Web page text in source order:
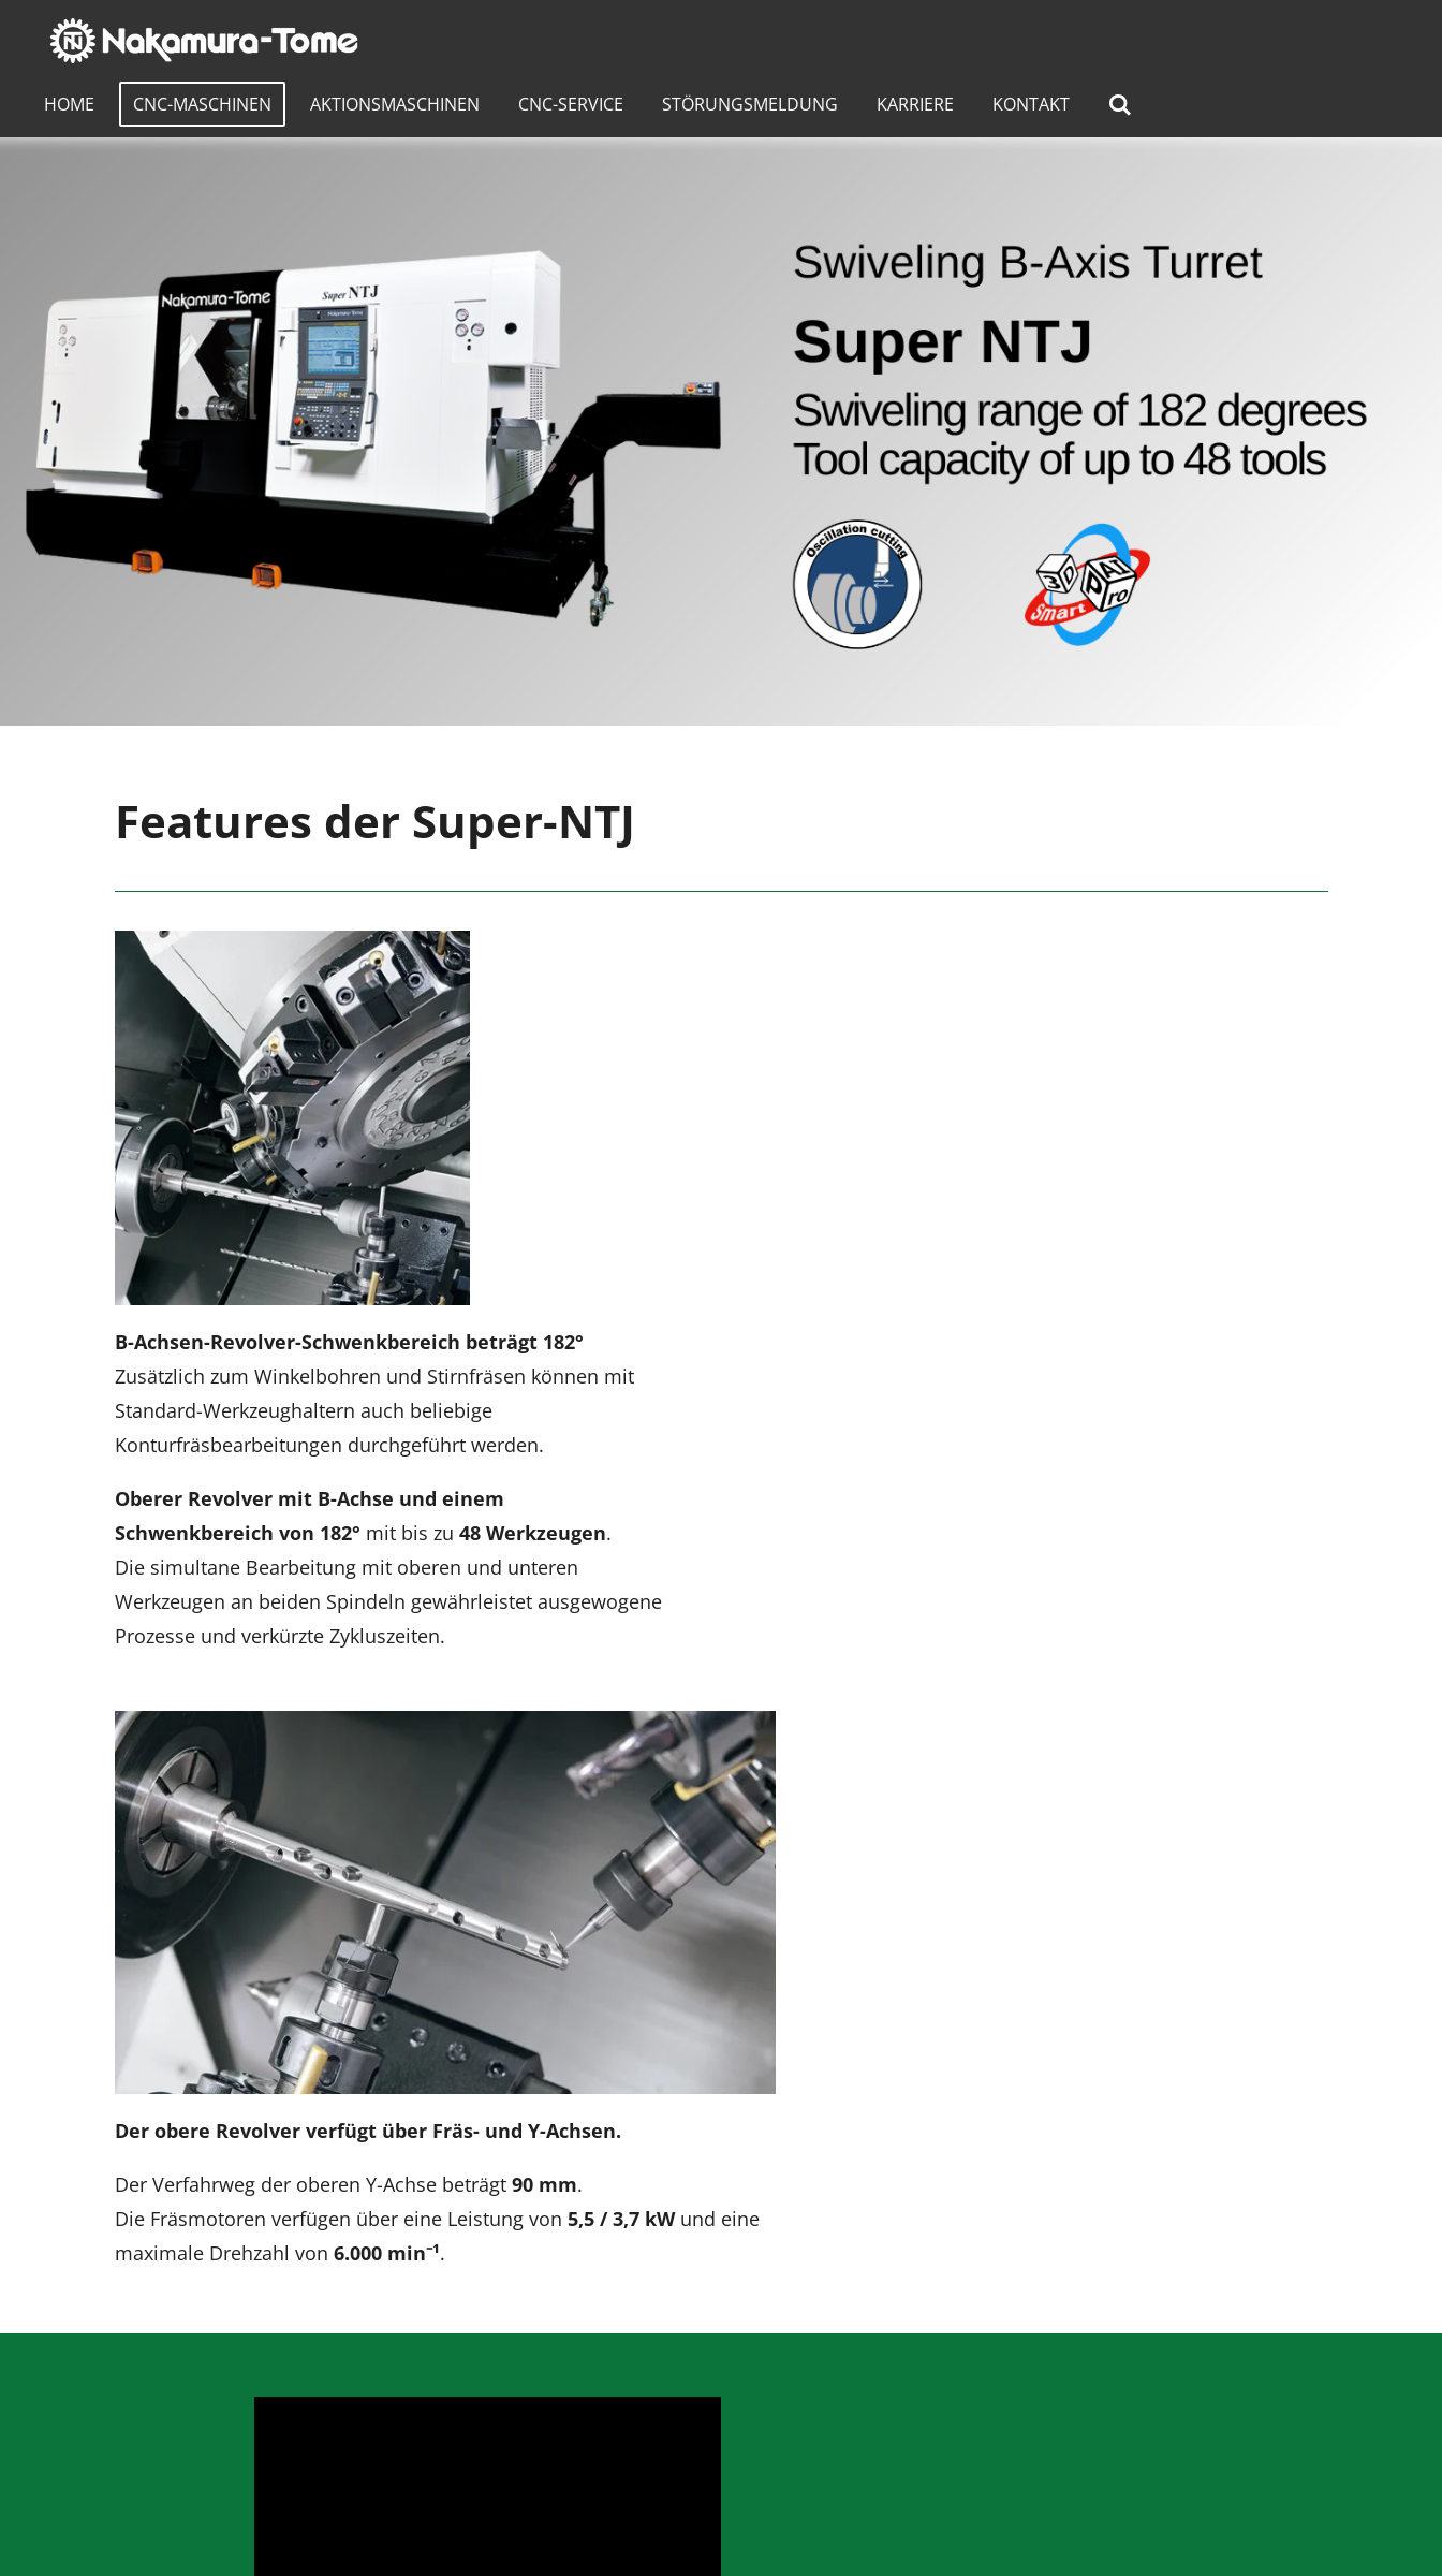
Hauptinhalt
springen
HOME CNC-MASCHINEN AKTIONSMASCHINEN CNC-SERVICE STÖRUNGSMELDUNG KARRIERE KONTAKT
Features der Super-NTJ
B-Achsen-Revolver-Schwenkbereich beträgt 182°
Zusätzlich zum Winkelbohren und Stirnfräsen können mit
Standard-Werkzeughaltern auch beliebige
Konturfräsbearbeitungen durchgeführt werden.
Oberer Revolver mit B-Achse und einem
Schwenkbereich von 182° mit bis zu 48 Werkzeugen.
Die simultane Bearbeitung mit oberen und unteren
Werkzeugen an beiden Spindeln gewährleistet ausgewogene
Prozesse und verkürzte Zykluszeiten.
Der obere Revolver verfügt über Fräs- und Y-Achsen.
Der Verfahrweg der oberen Y-Achse beträgt 90 mm.
Die Fräsmotoren verfügen über eine Leistung von 5,5 / 3,7 kWund eine
maximale Drehzahl von 6.000 min⁻¹.